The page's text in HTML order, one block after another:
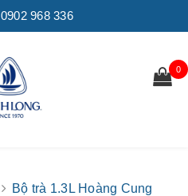
0902 968 336
0
Bộ trà 1.3L Hoàng Cung